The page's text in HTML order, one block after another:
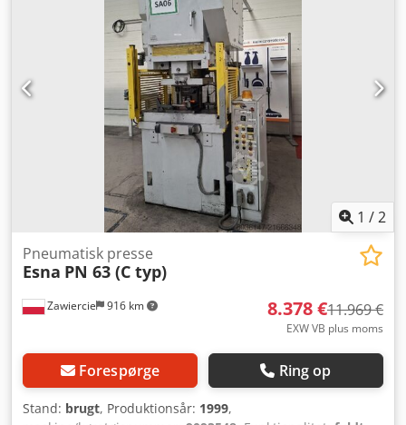
1 /2
Zawiercie 916 km
Pneumatisk presse
Esna PN 63 (C typ)
8.378 €11.969 €
EXW VB plus moms
Forespørge Ring op
Stand: brugt, Produktionsår: 1999,